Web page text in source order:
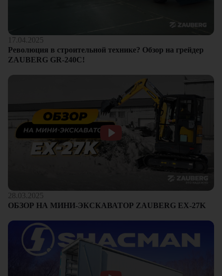
17.04.2025
Революция в строительной технике? Обзор на грейдер
ZAUBERG GR-240C!
28.03.2025
ОБЗОР НА МИНИ-ЭКСКАВАТОР ZAUBERG EX-27K